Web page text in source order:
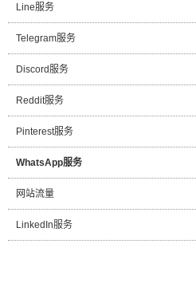
Line服务
Telegram服务
Discord服务
Reddit服务
Pinterest服务
WhatsApp服务
网站流量
LinkedIn服务